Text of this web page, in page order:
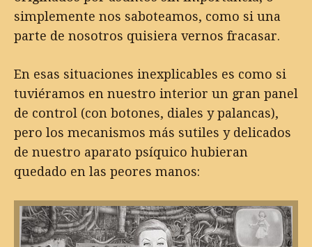
simplemente nos saboteamos, como si una
parte de nosotros quisiera vernos fracasar.
En esas situaciones inexplicables es como si
tuviéramos en nuestro interior un gran panel
de control (con botones, diales y palancas),
pero los mecanismos más sutiles y delicados
de nuestro aparato psíquico hubieran
quedado en las peores manos: